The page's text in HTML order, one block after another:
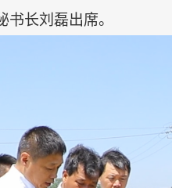
长刘磊出席。